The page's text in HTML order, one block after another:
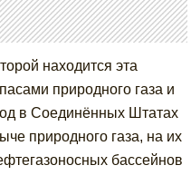
находится эта
природного газа и
в Соединённых Штатах
природного газа, на их
бассейнов